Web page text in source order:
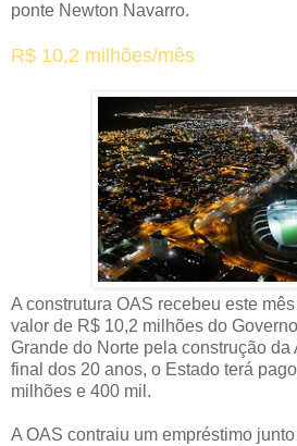
ponte Newton Navarro.
R$ 10,2 milhões/mês
A construtura OAS recebeu este
valor de R$ 10,2 milhões do
Grande do Norte pela construção da
final dos 20 anos, o Estado terá
milhões e 400 mil.
A OAS contraiu um empréstimo